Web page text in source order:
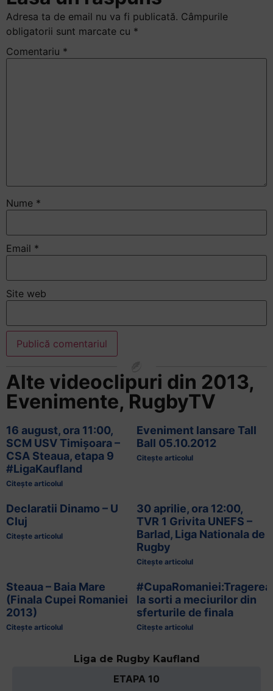
/".
shortcut
and
interact
the
content.
Adresa ta de email nu va fi publicată. Câmpurile
obligatorii sunt marcate cu *
Comentariu *
Nume *
Email *
Site web
Alte videoclipuri din 2013,
Evenimente,RugbyTV
16 august, ora 11:00,
SCM USV Timișoara –
CSA Steaua, etapa 9
#LigaKaufland
Citește articolul
Eveniment lansare Tall
Ball 05.10.2012
Citește articolul
Declaratii Dinamo – U
Cluj
Citește articolul
30 aprilie, ora 12:00,
TVR 1 Grivita UNEFS –
Barlad, Liga Nationala de
Rugby
Citește articolul
Steaua – Baia Mare
(Finala Cupei Romaniei
2013)
Citește articolul
#CupaRomaniei:Tragerea
la sorti a meciurilor din
sferturile de finala
Citește articolul
Liga de Rugby Kaufland
ETAPA 10